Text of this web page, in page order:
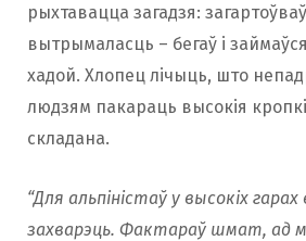
рыхтавацца загадзя:
вытрымаласць – бегаў і
хадой. Хлопец лічыць, што
людзям пакараць высокія
складана.
“Для альпіністаў у высокіх
захварэць. Фактараў шмат, ад